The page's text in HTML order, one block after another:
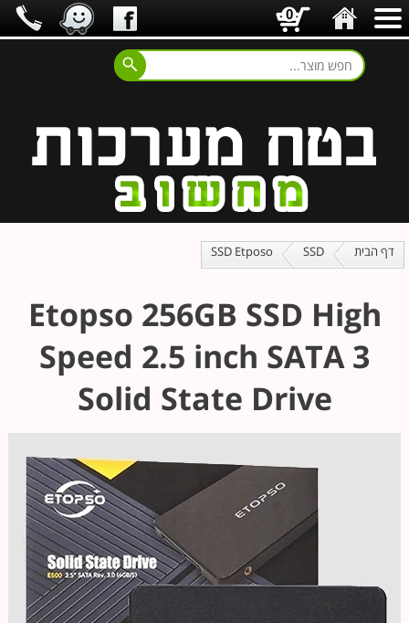
דף הבית SSD
SSD Etposo
Etopso 256GB SSD High
Speed 2.5 inch SATA 3
Solid State Drive
0